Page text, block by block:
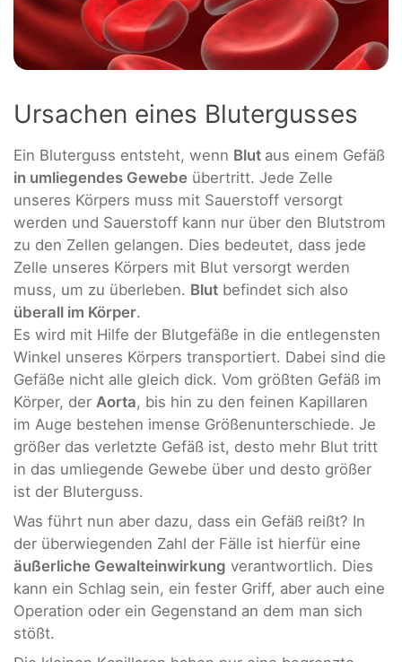
Ursachen eines Blutergusses
Ein Bluterguss entsteht, wenn Blut aus einem Gefäß
in umliegendes Gewebe übertritt. Jede Zelle
unseres Körpers muss mit Sauerstoff versorgt
werden und Sauerstoff kann nur über den Blutstrom
zu den Zellen gelangen. Dies bedeutet, dass jede
Zelle unseres Körpers mit Blut versorgt werden
muss, um zu überleben. Blut befindet sich also
überall im Körper.
Es wird mit Hilfe der Blutgefäße in die entlegensten
Winkel unseres Körpers transportiert. Dabei sind die
Gefäße nicht alle gleich dick. Vom größten Gefäß im
Körper, der Aorta, bis hin zu den feinen Kapillaren
im Auge bestehen imense Größenunterschiede. Je
größer das verletzte Gefäß ist, desto mehr Blut tritt
in das umliegende Gewebe über und desto größer
ist der Bluterguss.
Was führt nun aber dazu, dass ein Gefäß reißt? In
der überwiegenden Zahl der Fälle ist hierfür eine
äußerliche Gewalteinwirkung verantwortlich. Dies
kann ein Schlag sein, ein fester Griff, aber auch eine
Operation oder ein Gegenstand an dem man sich
stößt.